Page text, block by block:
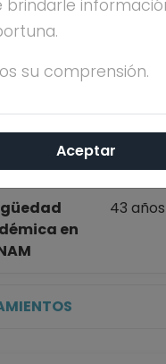
en
43 años
brindarle
su comprensión.
Aceptar